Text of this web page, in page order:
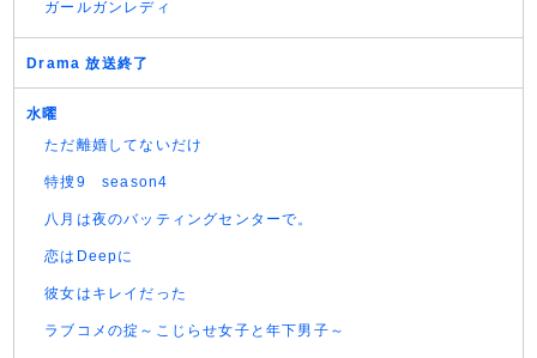
ガールガンレディ
Drama 放送終了
水曜
ただ離婚してないだけ
特捜9 season4
八月は夜のバッティングセンターで。
恋はDeepに
彼女はキレイだった
ラブコメの掟～こじらせ女子と年下男子～